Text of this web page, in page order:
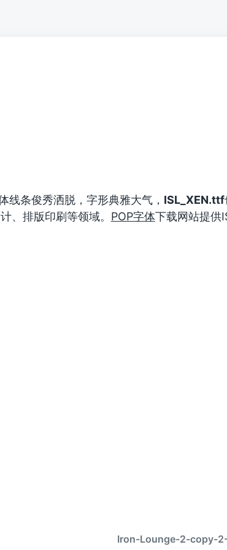
条俊秀洒脱，字形典雅大气， ISL_XEN.ttf
、排版印刷等领域。 POP字体下载网站提供
Iron-Lounge-2-copy-